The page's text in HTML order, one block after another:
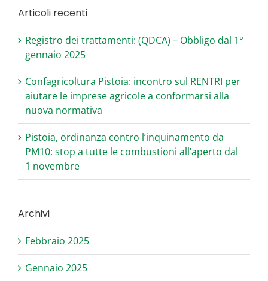
Articoli recenti
Registro dei trattamenti: (QDCA) – Obbligo dal 1°
gennaio 2025
Confagricoltura Pistoia: incontro sul RENTRI per
aiutare le imprese agricole a conformarsi alla
nuova normativa
Pistoia, ordinanza contro l’inquinamento da
PM10: stop a tutte le combustioni all’aperto dal
1 novembre
Archivi
Febbraio 2025
Gennaio 2025